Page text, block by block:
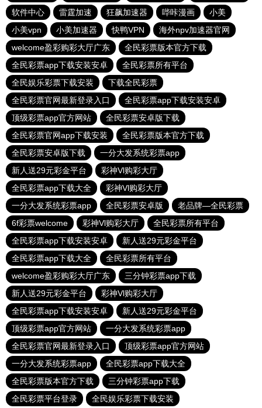
软件中心
雷霆加速 狂飙加速器 哔咔漫画
小美
小美vpn
小美加速器 快鸭VPN
海外npv加速器官网
welcome盈彩购彩大厅广东
全民彩票版本官方下载
全民彩票app下载安装安卓
全民彩票所有平台
全民娱乐彩票下载安装
下载全民彩票
全民彩票官网最新登录入口
全民彩票app下载安装安卓
顶级彩票app官方网站
全民彩票安卓版下载
全民彩票官网app下载安装
全民彩票版本官方下载
全民彩票安卓版下载
一分大发系统彩票app
新人送29元彩金平台
彩神Vl购彩大厅
全民彩票app下载大全
彩神Vl购彩大厅
一分大发系统彩票app
全民彩票安卓版
老品牌—全民彩票
6f彩票welcome
彩神Vl购彩大厅
全民彩票所有平台
全民彩票app下载安装安卓
新人送29元彩金平台
全民彩票app下载大全
全民彩票所有平台
welcome盈彩购彩大厅广东
三分钟彩票app下载
新人送29元彩金平台
彩神Vl购彩大厅
全民彩票app下载安装安卓
新人送29元彩金平台
顶级彩票app官方网站
一分大发系统彩票app
全民彩票官网最新登录入口
顶级彩票app官方网站
一分大发系统彩票app
全民彩票app下载大全
全民彩票版本官方下载
三分钟彩票app下载
全民彩票平台登录
全民娱乐彩票下载安装